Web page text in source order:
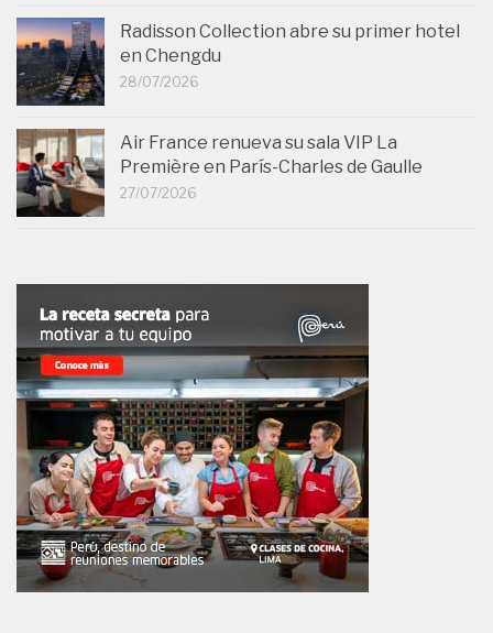
Radisson Collection abre su primer hotel
en Chengdu
28/07/2026
Air France renueva su sala VIP La
Première en París-Charles de Gaulle
27/07/2026